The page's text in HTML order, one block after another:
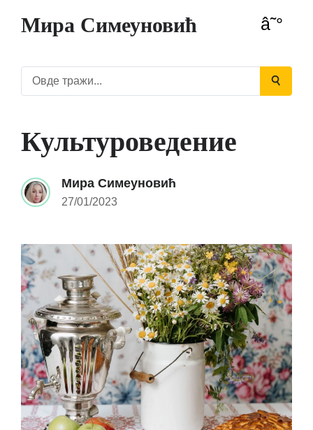
Мира Симеуновић
Культуроведение
Мира Симеуновић
27/01/2023